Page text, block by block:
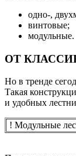
одно-,
винтовые;
модульные.
ОТ
Но в тренде
Такая
и удобных
! Модульные